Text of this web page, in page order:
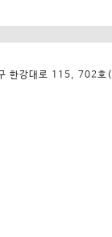
용산구 한강대로